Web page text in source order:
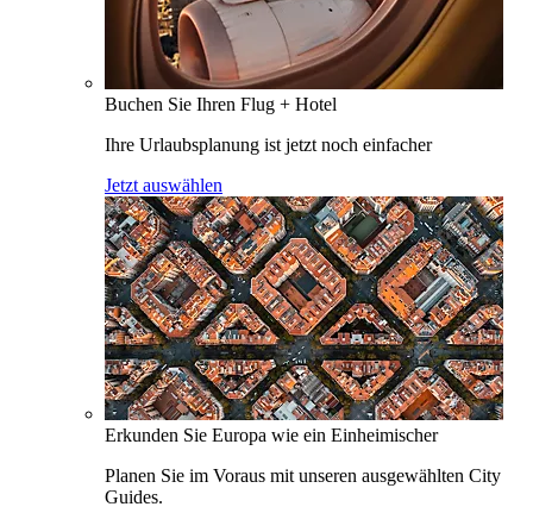
Buchen Sie Ihren Flug + Hotel
Ihre Urlaubsplanung ist jetzt noch einfacher
Jetzt auswählen
Erkunden Sie Europa wie ein Einheimischer
Planen Sie im Voraus mit unseren ausgewählten City
Guides.